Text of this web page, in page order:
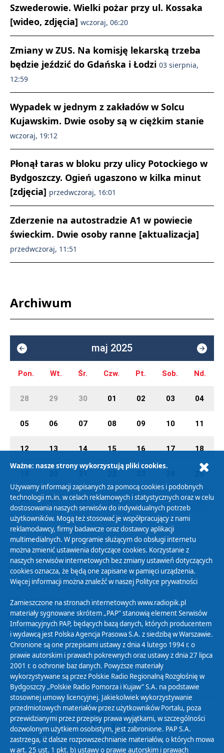
Szwederowie. Wielki pożar przy ul. Kossaka
[wideo, zdjęcia] wczoraj, 06:20
Zmiany w ZUS. Na komisję lekarską trzeba
będzie jeździć do Gdańska i Łodzi 03 sierpnia,
12:59
Wypadek w jednym z zakładów w Solcu
Kujawskim. Dwie osoby są w ciężkim stanie
wczoraj, 19:12
Płonął taras w bloku przy ulicy Potockiego w
Bydgoszczy. Ogień ugaszono w kilka minut
[zdjęcia] przedwczoraj, 16:01
Zderzenie na autostradzie A1 w powiecie
świeckim. Dwie osoby ranne [aktualizacja]
przedwczoraj, 11:51
Archiwum
maj 2025
Pon. Wt. Śr. Czw. Pt. Sob. Nd.
28 29 30 01 02 03 04
05 06 07 08 09 10 11
12 13 14 15 16 17 18
25
26 27 28 29 30 31 01
Polityka Prywatności
Zasady korzystania z Serwisu
Organizacje Pożytku Publicznego
Cyfryzacja DAB+
Polityka ochrony danych osobowych
Abonament
Zamówienia publiczne
Biuletyn Informacji Publicznej
Ważne: nasze strony wykorzystują pliki cookies.
Używamy informacji zapisanych za pomocą cookies i podobnych
technologii m.in. w celach reklamowych i statystycznych oraz w celu
dostosowania naszych serwisów do indywidualnych potrzeb
użytkowników. Mogą też stosować je współpracujący z nami
reklamodawcy, firmy badawcze oraz dostawcy aplikacji
multimedialnych. W programie służącym do obsługi internetu
można zmienić ustawienia dotyczące cookies. Korzystanie z
naszych serwisów internetowych bez zmiany ustawień dotyczących
cookies oznacza, że będą one zapisane w pamięci urządzenia.
Więcej informacji można znaleźć w naszej Polityce prywatności
Zamieszczone na stronach internetowych www.radiopik.pl
materiały sygnowane skrótem „PAP” stanowią element Serwisów
Informacyjnych PAP, będących bazą danych, których producentem
i wydawcą jest Polska Agencja Prasowa S.A. z siedzibą w Warszawie.
Chronione są one przepisami ustawy z dnia 4 lutego 1994 r. o
prawie autorskim i prawach pokrewnych oraz ustawy z dnia 27 lipca
2001 r. o ochronie baz danych. Powyższe materiały
wykorzystywane są przez Polskie Radio Regionalną Rozgłośnię w
Bydgoszczy „Polskie Radio Pomorza i Kujaw” S.A. na podstawie
stosownej umowy licencyjnej. Jakiekolwiek wykorzystywanie
przedmiotowych materiałów przez użytkowników Portalu, poza
przewidzianymi przez przepisy prawa wyjątkami, w szczególności
dozwolonym użytkiem osobistym, jest zabronione. PAP S.A.
zastrzega, iż dalsze rozpowszechnianie materiałów, o których mowa
w art. 25 ust. 1 pkt. b) ustawy o prawie autorskim i prawach